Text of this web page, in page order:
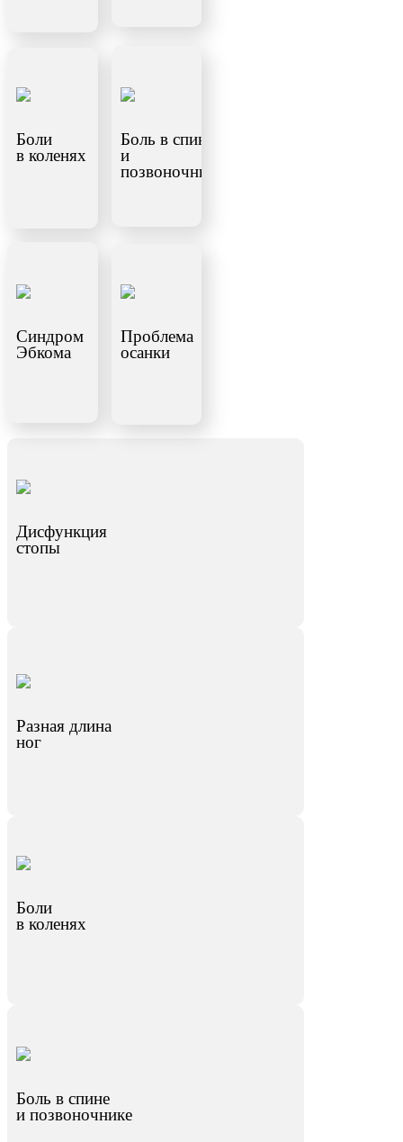
Боли
в коленях
Боль в спине
и
позвоночнике
Синдром
Эбкома
Проблема
осанки
Дисфункция
стопы
Разная длина
ног
Боли
в коленях
Боль в спине
и позвоночнике